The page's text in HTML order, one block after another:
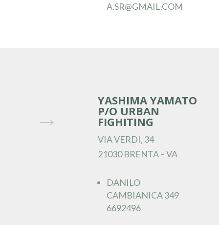
A.SR@GMAIL.COM
→
YASHIMA YAMATO
P/O URBAN
FIGHITING
VIA VERDI, 34
21030 BRENTA – VA
DANILO
CAMBIANICA 349
6692496